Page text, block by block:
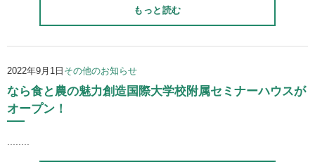
もっと読む
2022年9月1日 その他のお知らせ
なら食と農の魅力創造国際大学校附属セミナーハウスが
オープン！